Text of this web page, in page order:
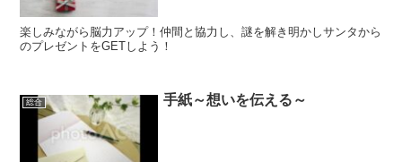
楽しみながら脳力アップ！仲間と協力し、謎を解き明かしサンタから
のプレゼントをGETしよう！
総合 手紙～想いを伝える～